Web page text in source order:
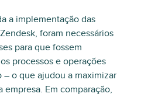
a implementação das
foram necessários
para que fossem
processos e operações
o que ajudou a maximizar
empresa. Em comparação,